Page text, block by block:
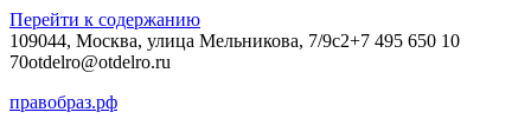
Перейти к содержанию
109044, Москва, улица Мельникова, 7/9с2+7 495 650 10
70otdelro@otdelro.ru
правобраз.рф